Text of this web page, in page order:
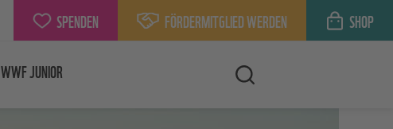
SPENDEN FÖRDERMITGLIED WERDEN SHOP
WWF JUNIOR